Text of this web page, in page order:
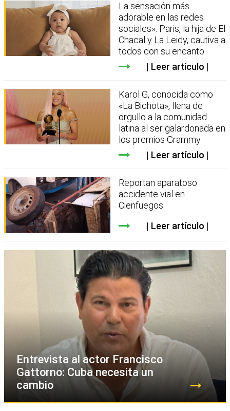
La sensación más
adorable en las redes
sociales»: Paris, la hija de El
Chacal y La Leidy, cautiva a
todos con su encanto
Leer artículo
Karol G, conocida como
«La Bichota», llena de
orgullo a la comunidad
latina al ser galardonada en
los premios Grammy
Leer artículo
Reportan aparatoso
accidente vial en
Cienfuegos
Leer artículo
Entrevista al actor Francisco
Gattorno: Cuba necesita un
cambio